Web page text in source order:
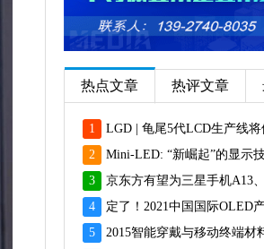
热点文章 热评文章
1
LGD | 龟尾5代LCD生产线将
2
Mini-LED: “新崛起”的显示
3
京东方有望为三星手机A13、A23
4
定了！2021中国国际OLED产业大会12
5
2015智能穿戴与移动终端材